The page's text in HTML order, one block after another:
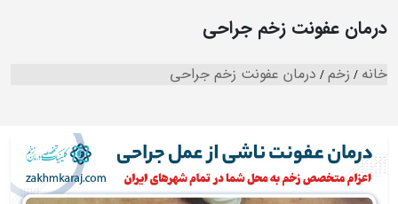
درمان عفونت زخم جراحی
خانه زخم درمان عفونت زخم جراحی